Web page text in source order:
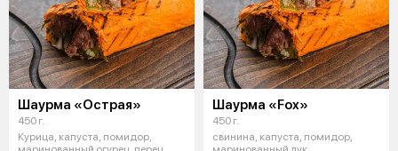
Шаурма «Острая»
450 г.
Курица, капуста, помидор,
Шаурма «Fox»
450 г.
свинина, капуста, помидор,